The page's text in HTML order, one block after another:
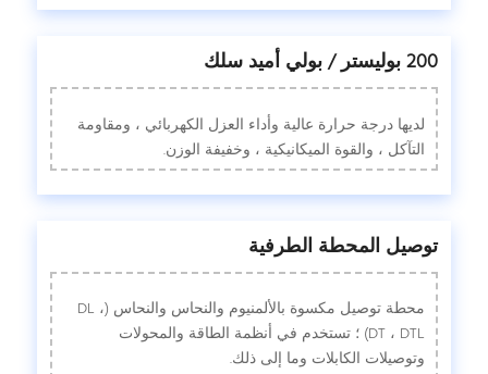
200 بوليستر / بولي أميد سلك
لديها درجة حرارة عالية وأداء العزل الكهربائي ، ومقاومة
التآكل ، والقوة الميكانيكية ، وخفيفة الوزن.
توصيل المحطة الطرفية
محطة توصيل مكسوة بالألمنيوم والنحاس والنحاس (DL ،
DT ، DTL) ؛ تستخدم في أنظمة الطاقة والمحولات
وتوصيلات الكابلات وما إلى ذلك.